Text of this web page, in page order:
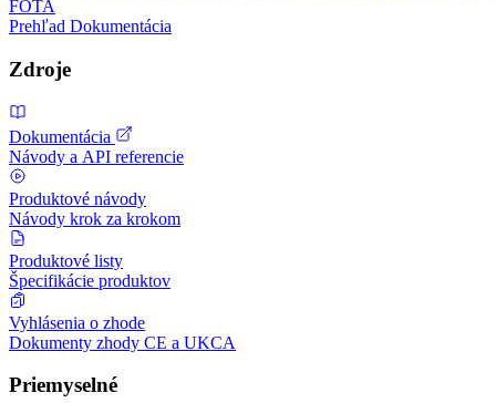
FOTA
Prehľad Dokumentácia
Zdroje
Dokumentácia
Návody a API referencie
Produktové návody
Návody krok za krokom
Produktové listy
Špecifikácie produktov
Vyhlásenia o zhode
Dokumenty zhody CE a UKCA
Priemyselné